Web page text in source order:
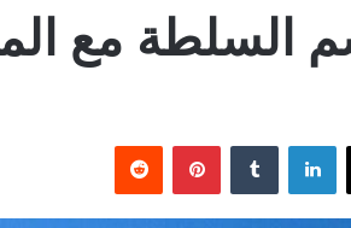
السلطة مع
X لينكدإن بينتيريست